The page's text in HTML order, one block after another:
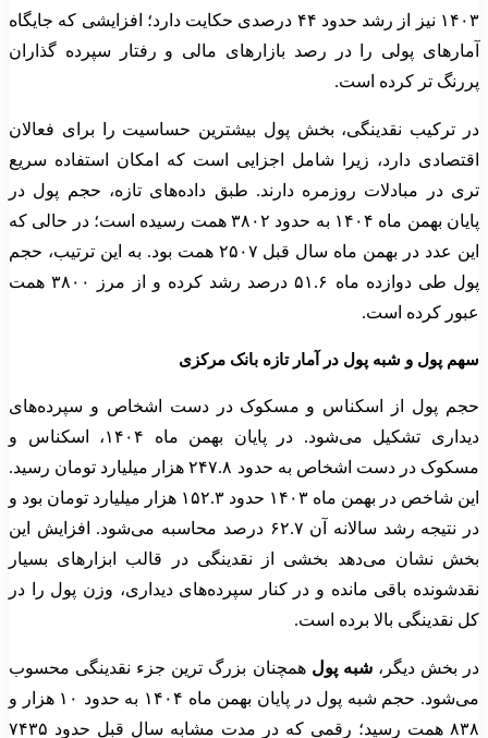
۱۴۰۳ نیز از رشد حدود ۴۴ درصدی حکایت دارد؛ افزایشی که جایگاه
آمارهای پولی را در رصد بازارهای مالی و رفتار سپرده گذاران
پررنگ تر کرده است.
در ترکیب نقدینگی، بخش پول بیشترین حساسیت را برای فعالان
اقتصادی دارد، زیرا شامل اجزایی است که امکان استفاده سریع
تری در مبادلات روزمره دارند. طبق داده‌های تازه، حجم پول در
پایان بهمن ماه ۱۴۰۴ به حدود ۳۸۰۲ همت رسیده است؛ در حالی که
این عدد در بهمن ماه سال قبل ۲۵۰۷ همت بود. به این ترتیب، حجم
پول طی دوازده ماه ۵۱.۶ درصد رشد کرده و از مرز ۳۸۰۰ همت
عبور کرده است.
سهم پول و شبه پول در آمار تازه بانک مرکزی
حجم پول از اسکناس و مسکوک در دست اشخاص و سپرده‌های
دیداری تشکیل می‌شود. در پایان بهمن ماه ۱۴۰۴، اسکناس و
مسکوک در دست اشخاص به حدود ۲۴۷.۸ هزار میلیارد تومان رسید.
این شاخص در بهمن ماه ۱۴۰۳ حدود ۱۵۲.۳ هزار میلیارد تومان بود و
در نتیجه رشد سالانه آن ۶۲.۷ درصد محاسبه می‌شود. افزایش این
بخش نشان می‌دهد بخشی از نقدینگی در قالب ابزارهای بسیار
نقدشونده باقی مانده و در کنار سپرده‌های دیداری، وزن پول را در
کل نقدینگی بالا برده است.
در بخش دیگر،شبه پول همچنان بزرگ ترین جزء نقدینگی محسوب
می‌شود. حجم شبه پول در پایان بهمن ماه ۱۴۰۴ به حدود ۱۰ هزار و
۸۳۸ همت رسید؛ رقمی که در مدت مشابه سال قبل حدود ۷۴۳۵